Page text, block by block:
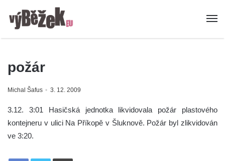
požár
Michal Šafus 3. 12. 2009
3.12. 3:01 Hasičská jednotka likvidovala požár plastového
kontejneru v ulici Na Příkopě v Šluknově. Požár byl zlikvidován
ve 3:20.
Tisknout